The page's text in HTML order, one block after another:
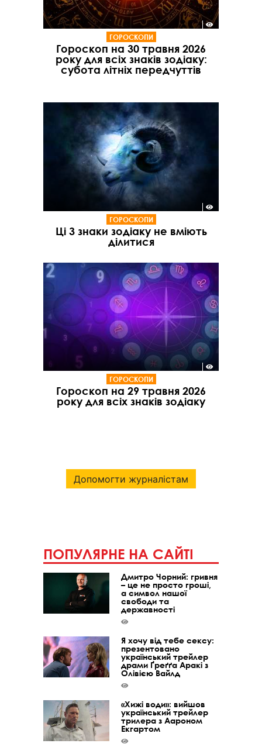
ГОРОСКОПИ
Гороскоп на 30 травня 2026
року для всіх знаків зодіаку:
субота літніх передчуттів
ГОРОСКОПИ
Ці 3 знаки зодіаку не вміють
ділитися
ГОРОСКОПИ
Гороскоп на 29 травня 2026
року для всіх знаків зодіаку
Допомогти журналістам
ПОПУЛЯРНЕ НА САЙТІ
Дмитро Чорний: гривня
– це не просто гроші,
а символ нашої
свободи та
державності
Я хочу від тебе сексу:
презентовано
український трейлер
драми Ґреґґа Аракі з
Олівією Вайлд
«Хижі води»: вийшов
український трейлер
трилера з Аароном
Екгартом